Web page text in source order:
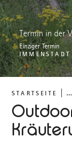
STARTSEITE ...
Termin in der
Einziger Termin
IMMENSTADT